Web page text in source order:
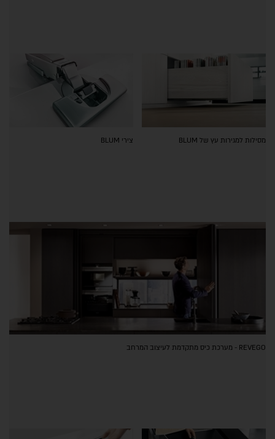
מסילות למגירות עץ של BLUM צירי BLUM
REVEGO - מערכת כיס מתקדמת לעיצוב המרחב